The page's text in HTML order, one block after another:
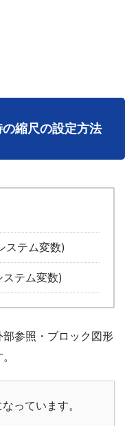
縮尺の設定方法
ステム変数)
ステム変数)
参照・ブロック図形
なっています。